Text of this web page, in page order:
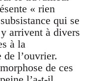
« rien
qui se
arrivent à divers
à la
l’ouvrier.
de ces